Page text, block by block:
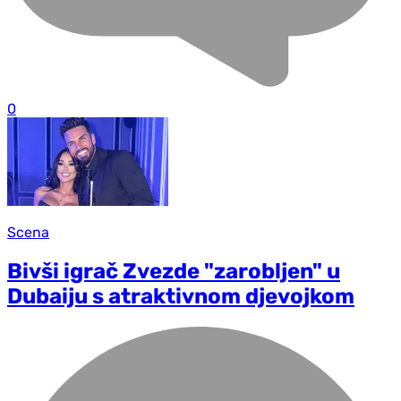
0
Scena
Bivši igrač Zvezde "zarobljen" u
Dubaiju s atraktivnom d‌jevojkom